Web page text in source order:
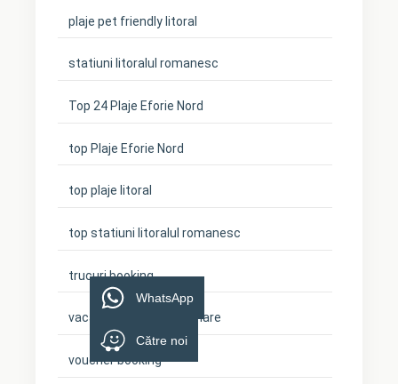
plaje pet friendly litoral
statiuni litoralul romanesc
Top 24 Plaje Eforie Nord
top Plaje Eforie Nord
top plaje litoral
top statiuni litoralul romanesc
trucuri booking
vacanta cu cainele la mare
voucher booking
WhatsApp
Către noi